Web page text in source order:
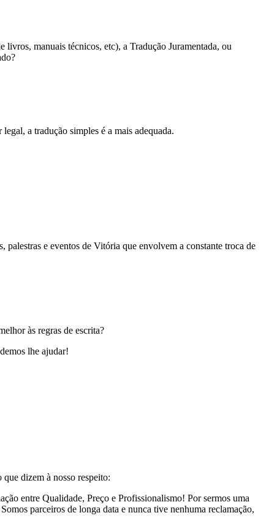
livros, manuais técnicos, etc), a Tradução Juramentada, ou
a tradução simples é a mais adequada.
e eventos de Vitória que envolvem a constante troca de
às regras de escrita?
lhe ajudar!
dizem à nosso respeito:
entre Qualidade, Preço e Profissionalismo! Por sermos uma
parceiros de longa data e nunca tive nenhuma reclamação,